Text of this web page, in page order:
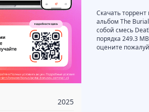
2025
Скачать
альбом The
собой смесь
порядка 249.3
оцените